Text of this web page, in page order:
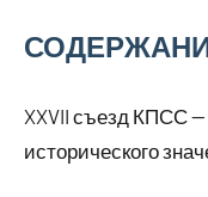
XXVII съезд КПСС
исторического